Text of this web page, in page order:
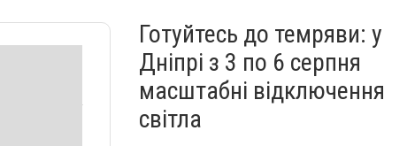
Готуйтесь до темряви: у
Дніпрі з 3 по 6 серпня
масштабні відключення
світла